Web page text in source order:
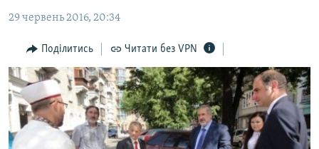
основної
навігації
Перейти
до
пошуку
БЛОГИ
ПОГЛЯД
ІНТЕРВ'Ю
ВСЕ ЗА ДЕНЬ
СПЕЦПРОЕКТИ
29 червень 2016, 20:34
Поділитись Читати без VPN